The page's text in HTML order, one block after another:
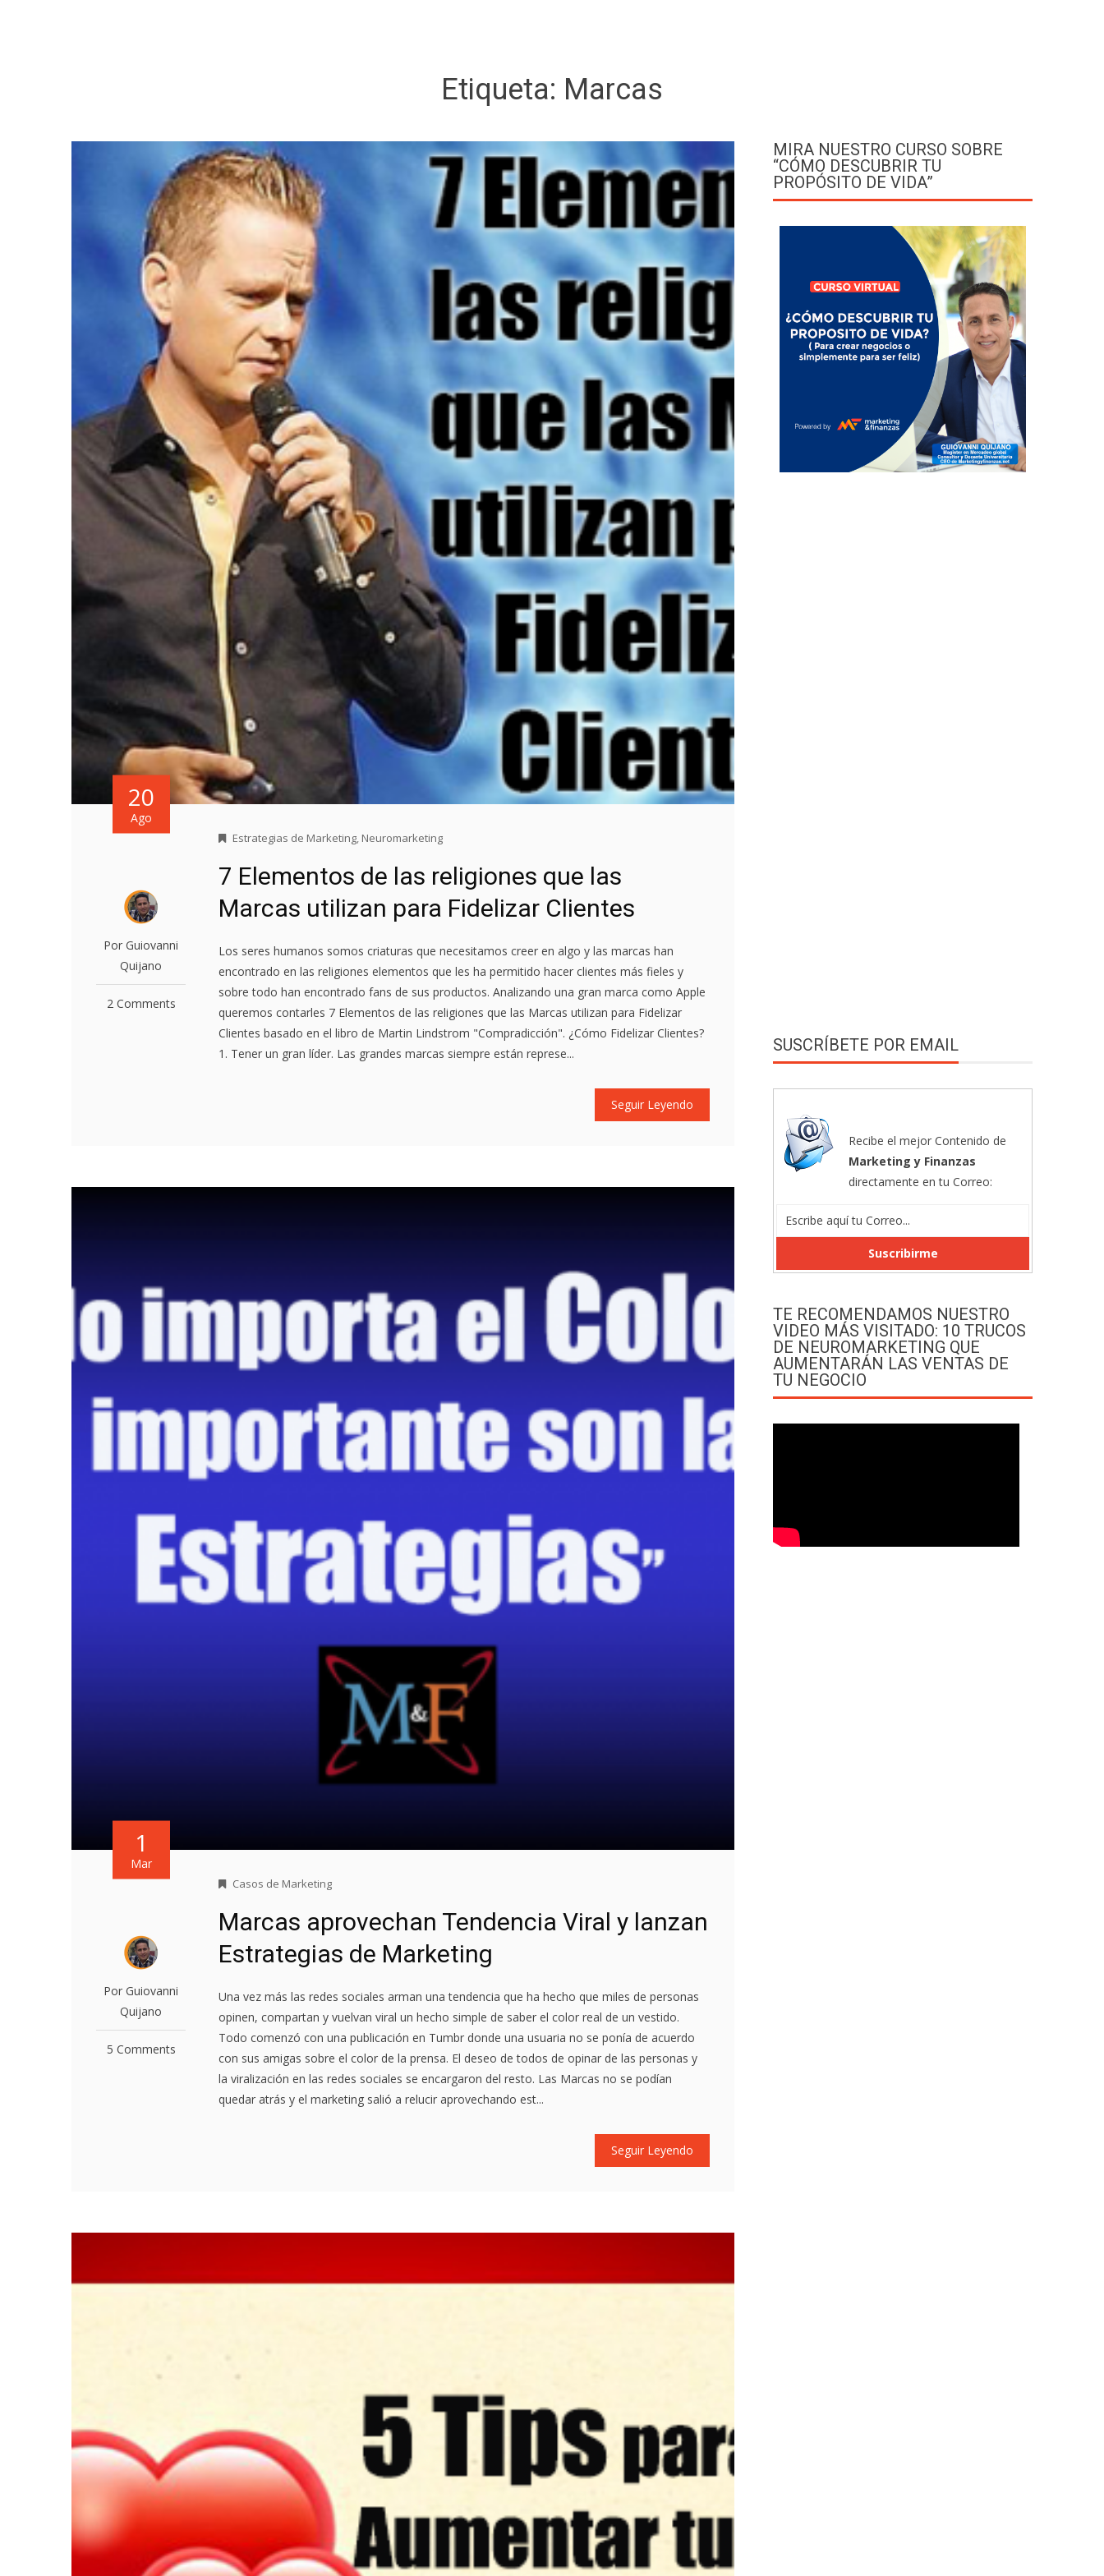
Etiqueta: Marcas
20
Ago
Por Guiovanni
Quijano
2 Comments
Estrategias de Marketing, Neuromarketing
7 Elementos de las religiones que las
Marcas utilizan para Fidelizar Clientes
Los seres humanos somos criaturas que necesitamos creer en algo y las marcas han
encontrado en las religiones elementos que les ha permitido hacer clientes más fieles y
sobre todo han encontrado fans de sus productos. Analizando una gran marca como Apple
queremos contarles 7 Elementos de las religiones que las Marcas utilizan para Fidelizar
Clientes basado en el libro de Martin Lindstrom "Compradicción". ¿Cómo Fidelizar Clientes?
1. Tener un gran líder. Las grandes marcas siempre están represe...
Seguir Leyendo
1
Mar
Por Guiovanni
Quijano
5 Comments
Casos de Marketing
Marcas aprovechan Tendencia Viral y lanzan
Estrategias de Marketing
Una vez más las redes sociales arman una tendencia que ha hecho que miles de personas
opinen, compartan y vuelvan viral un hecho simple de saber el color real de un vestido.
Todo comenzó con una publicación en Tumbr donde una usuaria no se ponía de acuerdo
con sus amigas sobre el color de la prensa. El deseo de todos de opinar de las personas y
la viralización en las redes sociales se encargaron del resto. Las Marcas no se podían
quedar atrás y el marketing salió a relucir aprovechando est...
Seguir Leyendo
MIRA NUESTRO CURSO SOBRE
“CÓMO DESCUBRIR TU
PROPÓSITO DE VIDA”
SUSCRÍBETE POR EMAIL
Recibe el mejor Contenido de
Marketing y Finanzas
directamente en tu Correo:
TE RECOMENDAMOS NUESTRO
VIDEO MÁS VISITADO: 10 TRUCOS
DE NEUROMARKETING QUE
AUMENTARÁN LAS VENTAS DE
TU NEGOCIO